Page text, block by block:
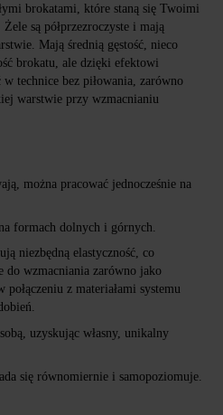
brokatami, które staną się Twoimi
są półprzezroczyste i mają
Mają średnią gęstość, nieco
brokatu, ale dzięki efektowi
technice bez piłowania, zarówno
warstwie przy wzmacnianiu
można pracować jednocześnie na
formach dolnych i górnych.
niezbędną elastyczność, co
wzmacniania zarówno jako
z materiałami systemu
uzyskując własny, unikalny
się równomiernie i samopoziomuje.